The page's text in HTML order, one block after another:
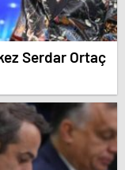
Serdar Ortaç